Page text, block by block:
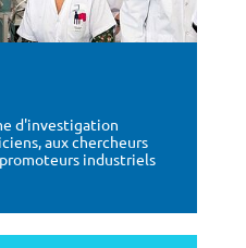
d'investigation
aux chercheurs
industriels